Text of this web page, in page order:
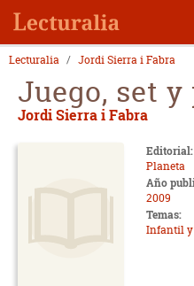
Lecturalia Jordi Sierra i Fabra
Juego, set
Jordi Sierra i Fabra
Editorial:
Planeta
Año
2009
Temas:
Infantil